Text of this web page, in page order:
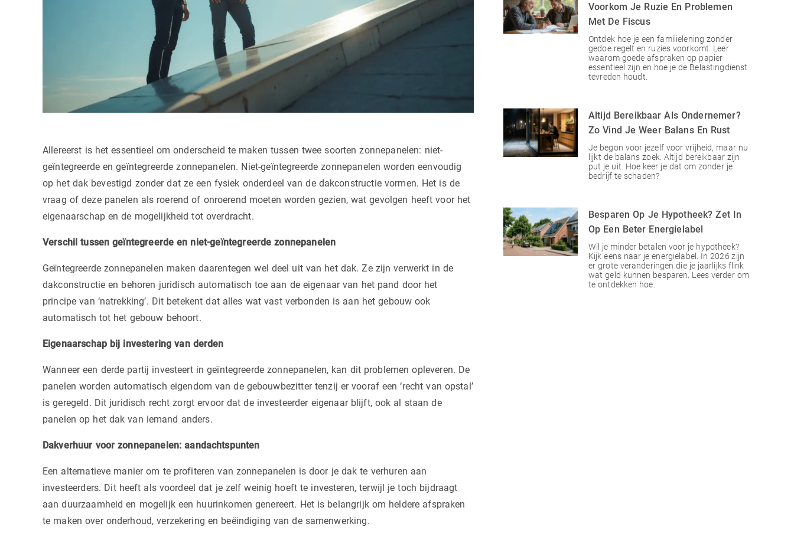
Allereerst is het essentieel om onderscheid te maken tussen twee soorten zonnepanelen: niet-
geïntegreerde en geïntegreerde zonnepanelen. Niet-geïntegreerde zonnepanelen worden eenvoudig
op het dak bevestigd zonder dat ze een fysiek onderdeel van de dakconstructie vormen. Het is de
vraag of deze panelen als roerend of onroerend moeten worden gezien, wat gevolgen heeft voor het
eigenaarschap en de mogelijkheid tot overdracht.
Verschil tussen geïntegreerde en niet-geïntegreerde zonnepanelen
Geïntegreerde zonnepanelen maken daarentegen wel deel uit van het dak. Ze zijn verwerkt in de
dakconstructie en behoren juridisch automatisch toe aan de eigenaar van het pand door het
principe van ‘natrekking’. Dit betekent dat alles wat vast verbonden is aan het gebouw ook
automatisch tot het gebouw behoort.
Eigenaarschap bij investering van derden
Wanneer een derde partij investeert in geïntegreerde zonnepanelen, kan dit problemen opleveren. De
panelen worden automatisch eigendom van de gebouwbezitter tenzij er vooraf een ‘recht van opstal’
is geregeld. Dit juridisch recht zorgt ervoor dat de investeerder eigenaar blijft, ook al staan de
panelen op het dak van iemand anders.
Dakverhuur voor zonnepanelen: aandachtspunten
Een alternatieve manier om te profiteren van zonnepanelen is door je dak te verhuren aan
investeerders. Dit heeft als voordeel dat je zelf weinig hoeft te investeren, terwijl je toch bijdraagt
aan duurzaamheid en mogelijk een huurinkomen genereert. Het is belangrijk om heldere afspraken
te maken over onderhoud, verzekering en beëindiging van de samenwerking.
Voorkom Je Ruzie En Problemen
Met De Fiscus
Ontdek hoe je een familielening zonder
gedoe regelt en ruzies voorkomt. Leer
waarom goede afspraken op papier
essentieel zijn en hoe je de Belastingdienst
tevreden houdt.
Altijd Bereikbaar Als Ondernemer?
Zo Vind Je Weer Balans En Rust
Je begon voor jezelf voor vrijheid, maar nu
lijkt de balans zoek. Altijd bereikbaar zijn
put je uit. Hoe keer je dat om zonder je
bedrijf te schaden?
Besparen Op Je Hypotheek? Zet In
Op Een Beter Energielabel
Wil je minder betalen voor je hypotheek?
Kijk eens naar je energielabel. In 2026 zijn
er grote veranderingen die je jaarlijks flink
wat geld kunnen besparen. Lees verder om
te ontdekken hoe.